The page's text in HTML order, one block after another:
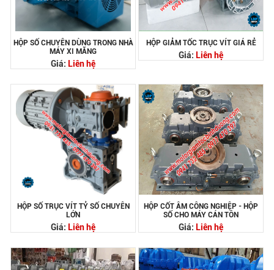
HỘP SỐ CHUYÊN DÙNG TRONG NHÀ
MÁY XI MĂNG
Giá: Liên hệ
HỘP GIẢM TỐC TRỤC VÍT GIÁ RẺ
Giá: Liên hệ
HỘP SỐ TRỤC VÍT TỶ SỐ CHUYÊN
LỚN
Giá: Liên hệ
HỘP CỐT ÂM CÔNG NGHIỆP - HỘP
SỐ CHO MÁY CÁN TÔN
Giá: Liên hệ